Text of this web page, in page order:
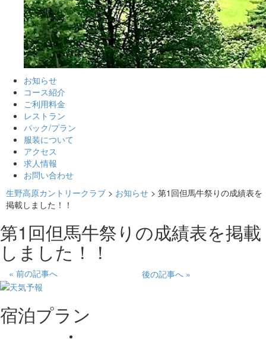
お知らせ
コース紹介
ご利用料金
レストラン
パック/プラン
服装について
アクセス
求人情報
お問い合わせ
生野高原カントリークラブ > お知らせ > 第1回但馬牛祭りの成績表を
掲載しました！！
第1回但馬牛祭りの成績表を掲載
しました！！
« 前の記事へ 後の記事へ »
宿泊プラン